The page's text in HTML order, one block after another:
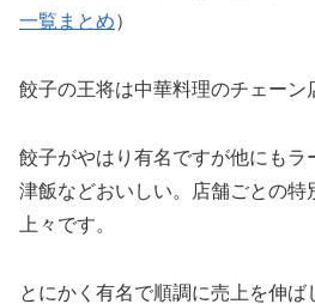
一覧まとめ）
餃子の王将は中華料理のチェーン
餃子がやはり有名ですが他にもラ
津飯などおいしい。店舗ごとの特
上々です。
とにかく有名で順調に売上を伸ば